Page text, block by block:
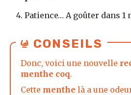
Patience… A goûter dans 1
CONSEILS
Donc, voici une nouvelle
menthe coq.
Cette menthe là a une